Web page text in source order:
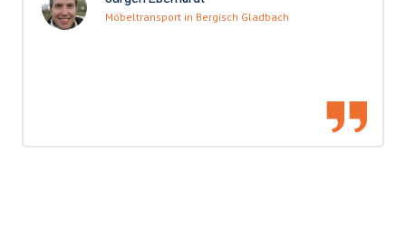
Möbeltransport in Bergisch Gladbach